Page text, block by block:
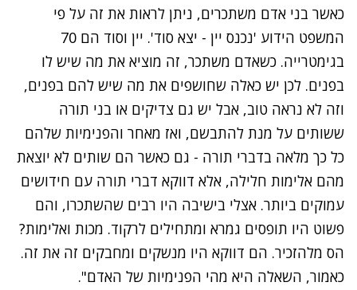
כאשר בני אדם משתכרים, ניתן לראות את זה על פי
המשפט הידוע 'נכנס יין - יצא סוד'. יין וסוד הם 70
בגימטרייה. כשאדם משתכר, זה מוציא את מה שיש לו
בפנים. לכן יש כאלה שחושפים את מה שיש להם בפנים,
וזה לא נראה טוב, אבל יש גם צדיקים או בני תורה
ששותים על מנת להתבשם, ואז מאחר והפנימיות שלהם
כל כך מלאה בדברי תורה - גם כאשר הם שותים לא יוצאת
מהם אלימות חלילה, אלא דווקא דברי תורה עם חידושים
עמוקים ביותר. אצלי בישיבה היו רבים שהשתכרו, והם
פשוט היו תופסים גמרא ומתחילים לרקוד. מכות ואלימות?
הס מלהזכיר. הם דווקא היו מנשקים ומחבקים זה את זה.
כאמור, השאלה היא מהי הפנימיות של האדם".